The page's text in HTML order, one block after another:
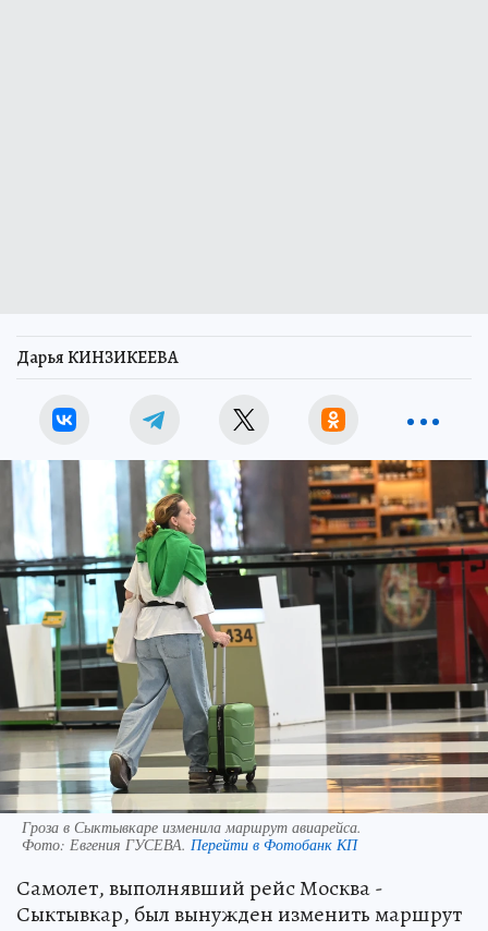
Дарья КИНЗИКЕЕВА
Гроза в Сыктывкаре изменила маршрут авиарейса.
Фото: Евгения ГУСЕВА. Перейти в Фотобанк КП
Самолет, выполнявший рейс Москва -
Сыктывкар, был вынужден изменить маршрут